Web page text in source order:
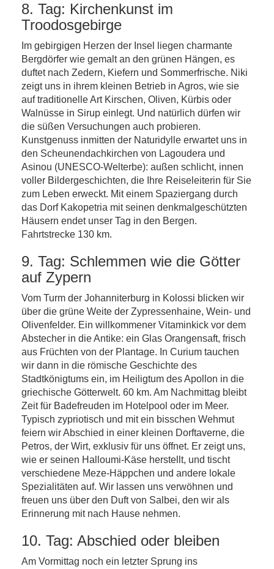
8. Tag: Kirchenkunst im
Troodosgebirge
Im gebirgigen Herzen der Insel liegen charmante
Bergdörfer wie gemalt an den grünen Hängen, es
duftet nach Zedern, Kiefern und Sommerfrische. Niki
zeigt uns in ihrem kleinen Betrieb in Agros, wie sie
auf traditionelle Art Kirschen, Oliven, Kürbis oder
Walnüsse in Sirup einlegt. Und natürlich dürfen wir
die süßen Versuchungen auch probieren.
Kunstgenuss inmitten der Naturidylle erwartet uns in
den Scheunendachkirchen von Lagoudera und
Asinou (UNESCO-Welterbe): außen schlicht, innen
voller Bildergeschichten, die Ihre Reiseleiterin für Sie
zum Leben erweckt. Mit einem Spaziergang durch
das Dorf Kakopetria mit seinen denkmalgeschützten
Häusern endet unser Tag in den Bergen.
Fahrtstrecke 130 km.
9. Tag: Schlemmen wie die Götter
auf Zypern
Vom Turm der Johanniterburg in Kolossi blicken wir
über die grüne Weite der Zypressenhaine, Wein- und
Olivenfelder. Ein willkommener Vitaminkick vor dem
Abstecher in die Antike: ein Glas Orangensaft, frisch
aus Früchten von der Plantage. In Curium tauchen
wir dann in die römische Geschichte des
Stadtkönigtums ein, im Heiligtum des Apollon in die
griechische Götterwelt. 60 km. Am Nachmittag bleibt
Zeit für Badefreuden im Hotelpool oder im Meer.
Typisch zypriotisch und mit ein bisschen Wehmut
feiern wir Abschied in einer kleinen Dorftaverne, die
Petros, der Wirt, exklusiv für uns öffnet. Er zeigt uns,
wie er seinen Halloumi-Käse herstellt, und tischt
verschiedene Meze-Häppchen und andere lokale
Spezialitäten auf. Wir lassen uns verwöhnen und
freuen uns über den Duft von Salbei, den wir als
Erinnerung mit nach Hause nehmen.
10. Tag: Abschied oder bleiben
Am Vormittag noch ein letzter Sprung ins